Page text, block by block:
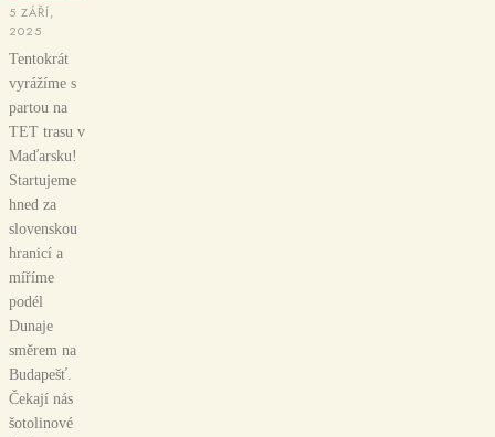
5 ZÁŘÍ,
2025
Tentokrát
vyrážíme s
partou na
TET trasu v
Maďarsku!
Startujeme
hned za
slovenskou
hranicí a
míříme
podél
Dunaje
směrem na
Budapešť.
Čekají nás
šotolinové